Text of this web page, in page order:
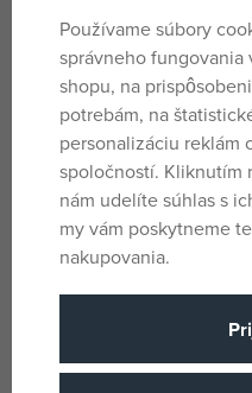
BabyAuto CARIO iFIX i-Size
360 40-150 autosedačka
skladom u dodávateľa
216,48 €
193,55 €
Používame súbory
správneho
shopu, na
potrebám, na
personalizáciu reklám
spoločností. Kliknutím
nám udelíte súhlas s
my vám poskytneme
nakupovania.